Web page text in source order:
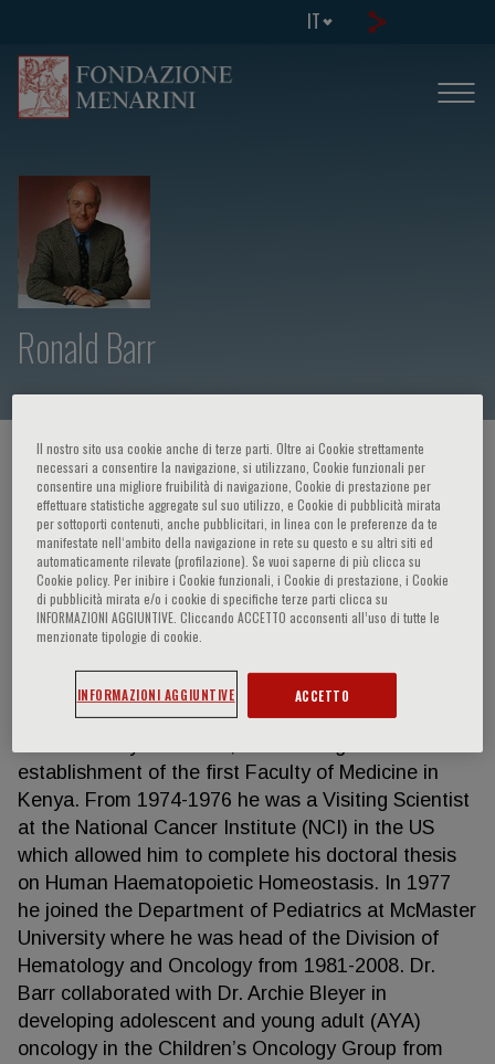
IT
Ronald Barr
HOME PAGE / CORSI ED EVENTI / RELATORE
Ronald Barr
Dr. Barr was born in Scotland and graduated from
Glasgow. Following training in internal medicine and
haematology he joined the team from Glasgow at
establishment of the first Faculty of Medicine in
Kenya. From 1974-1976 he was a Visiting Scientist
at the National Cancer Institute (NCI) in the US
which allowed him to complete his doctoral thesis
on Human Haematopoietic Homeostasis. In 1977
he joined the Department of Pediatrics at McMaster
University where he was head of the Division of
Hematology and Oncology from 1981-2008. Dr.
Barr collaborated with Dr. Archie Bleyer in
developing adolescent and young adult (AYA)
oncology in the Children’s Oncology Group from
Il nostro sito usa cookie anche di terze parti. Oltre ai Cookie strettamente
necessari a consentire la navigazione, si utilizzano, Cookie funzionali per
consentire una migliore fruibilità di navigazione, Cookie di prestazione per
effettuare statistiche aggregate sul suo utilizzo, e Cookie di pubblicità mirata
per sottoporti contenuti, anche pubblicitari, in linea con le preferenze da te
manifestate nell‘ambito della navigazione in rete su questo e su altri siti ed
automaticamente rilevate (profilazione). Se vuoi saperne di più clicca su
Cookie policy. Per inibire i Cookie funzionali, i Cookie di prestazione, i Cookie
di pubblicità mirata e/o i cookie di specifiche terze parti clicca su
INFORMAZIONI AGGIUNTIVE. Cliccando ACCETTO acconsenti all’uso di tutte le
menzionate tipologie di cookie.
INFORMAZIONI AGGIUNTIVE ACCETTO